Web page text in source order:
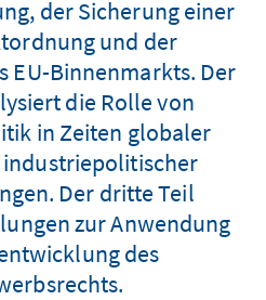
der Sicherung einer
und der
EU-Binnenmarkts. Der
die Rolle von
in Zeiten globaler
Der dritte Teil
zur Anwendung
des